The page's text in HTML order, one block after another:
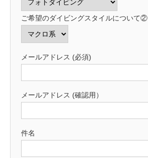
ご希望のダイビングスタイルについて②
メールアドレス (必須)
メールアドレス (確認用）
件名